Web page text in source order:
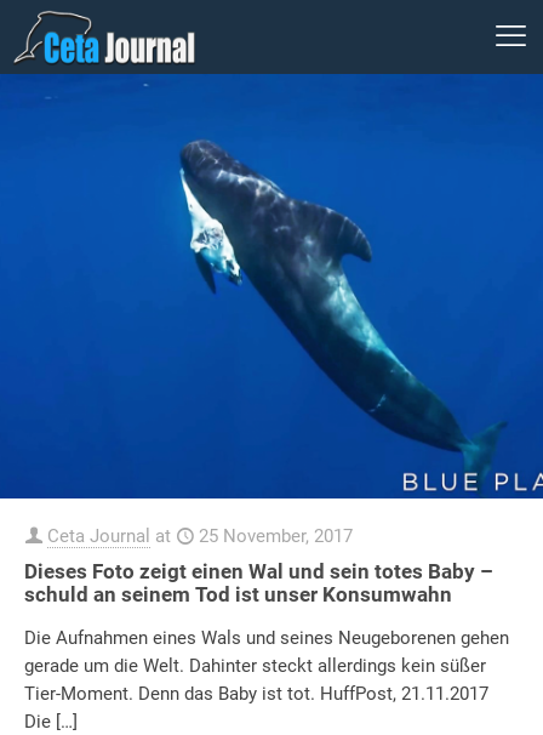
Ceta Journal at 25 November, 2017
Dieses Foto zeigt einen Wal und sein totes Baby –
schuld an seinem Tod ist unser Konsumwahn
Die Aufnahmen eines Wals und seines Neugeborenen gehen
gerade um die Welt. Dahinter steckt allerdings kein süßer
Tier-Moment. Denn das Baby ist tot. HuffPost, 21.11.2017
Die […]